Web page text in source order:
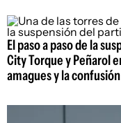
El paso a paso de la
City Torque y Peñarol
amagues y la